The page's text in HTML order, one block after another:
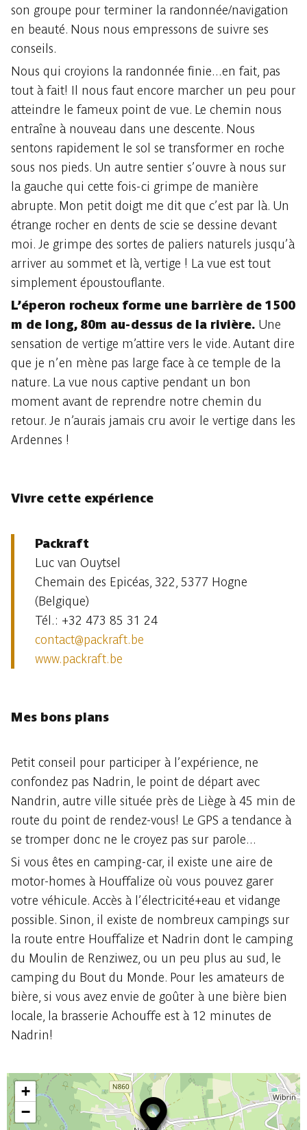
son groupe pour terminer la randonnée/navigation
en beauté. Nous nous empressons de suivre ses
conseils.
Nous qui croyions la randonnée finie...en fait, pas
tout à fait! Il nous faut encore marcher un peu pour
atteindre le fameux point de vue. Le chemin nous
entraîne à nouveau dans une descente. Nous
sentons rapidement le sol se transformer en roche
sous nos pieds. Un autre sentier s’ouvre à nous sur
la gauche qui cette fois-ci grimpe de manière
abrupte. Mon petit doigt me dit que c’est par là. Un
étrange rocher en dents de scie se dessine devant
moi. Je grimpe des sortes de paliers naturels jusqu’à
arriver au sommet et là, vertige ! La vue est tout
simplement époustouflante.
L’éperon rocheux forme une barrière de 1500
m de long, 80m au-dessus de la rivière. Une
sensation de vertige m’attire vers le vide. Autant dire
que je n’en mène pas large face à ce temple de la
nature. La vue nous captive pendant un bon
moment avant de reprendre notre chemin du
retour. Je n’aurais jamais cru avoir le vertige dans les
Ardennes !
Vivre cette expérience
Packraft
Luc van Ouytsel
Chemain des Epicéas, 322, 5377 Hogne
(Belgique)
Tél.: +32 473 85 31 24
contact@packraft.be
www.packraft.be
Mes bons plans
Petit conseil pour participer à l’expérience, ne
confondez pas Nadrin, le point de départ avec
Nandrin, autre ville située près de Liège à 45 min de
route du point de rendez-vous! Le GPS a tendance à
se tromper donc ne le croyez pas sur parole...
Si vous êtes en camping-car, il existe une aire de
motor-homes à Houffalize où vous pouvez garer
votre véhicule. Accès à l’électricité+eau et vidange
possible. Sinon, il existe de nombreux campings sur
la route entre Houffalize et Nadrin dont le camping
du Moulin de Renziwez, ou un peu plus au sud, le
camping du Bout du Monde. Pour les amateurs de
bière, si vous avez envie de goûter à une bière bien
locale, la brasserie Achouffe est à 12 minutes de
Nadrin!
+
−